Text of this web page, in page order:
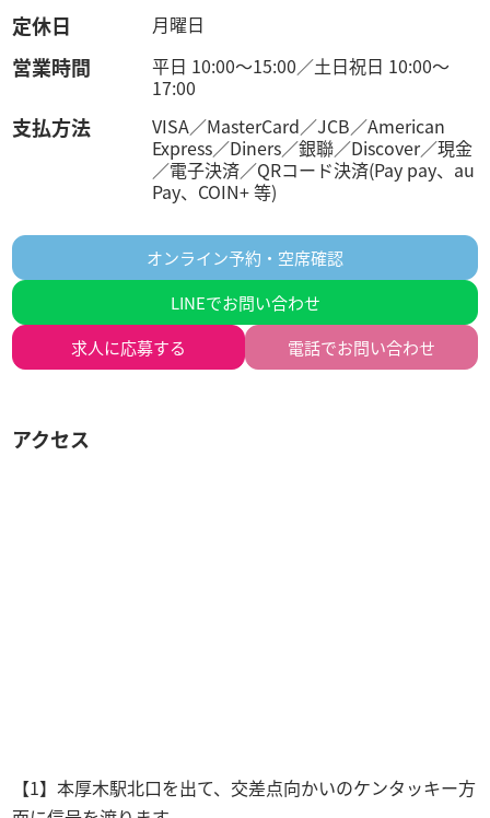
定休日 月曜日
営業時間
平日 10:00～15:00／土日祝日 10:00～
17:00
支払方法
VISA／MasterCard／JCB／American
Express／Diners／銀聯／Discover／現金
／電子決済／QRコード決済(Pay pay、au
Pay、COIN+ 等)
オンライン予約・空席確認
LINEでお問い合わせ
求人に応募する 電話でお問い合わせ
アクセス
【1】本厚木駅北口を出て、交差点向かいのケンタッキー方